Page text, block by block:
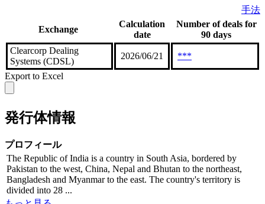
手法
Exchange
Calculation
date
Number of deals for
90 days
Clearcorp Dealing
Systems (CDSL)
2026/06/21
***
Export to Excel
発行体情報
プロフィール
The Republic of India is a country in South Asia, bordered by
Pakistan to the west, China, Nepal and Bhutan to the northeast,
Bangladesh and Myanmar to the east. The country's territory is
divided into 28 ...